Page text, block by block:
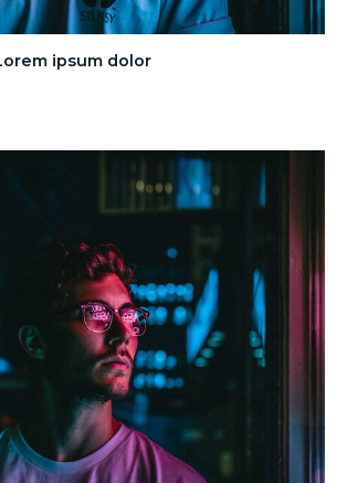
ipsum dolor